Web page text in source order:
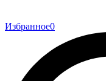
Избранное0